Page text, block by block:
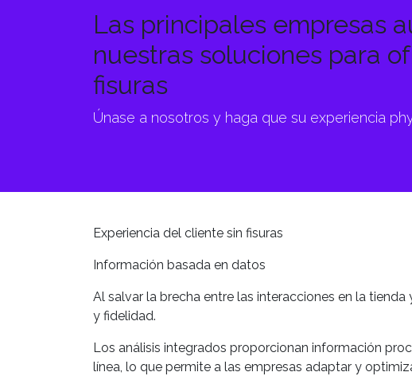
Las principales empresas
nuestras soluciones para
fisuras
Únase a nosotros y haga que su experiencia
Experiencia del cliente sin fisuras
Información basada en datos
Al salvar la brecha entre las interacciones en la
y fidelidad.
Los análisis integrados proporcionan información
línea, lo que permite a las empresas adaptar y